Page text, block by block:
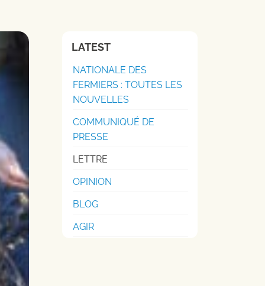
LATEST
NATIONALE DES
FERMIERS : TOUTES LES
NOUVELLES
COMMUNIQUÉ DE
PRESSE
LETTRE
OPINION
BLOG
AGIR